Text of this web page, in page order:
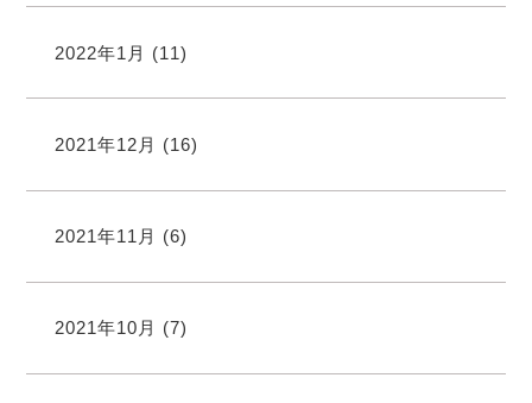
2022年1月 (11)
2021年12月 (16)
2021年11月 (6)
2021年10月 (7)